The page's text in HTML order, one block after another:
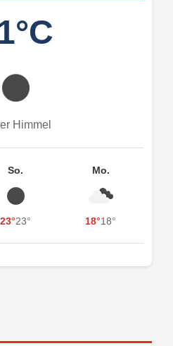
Himmel
So.
23°23°
Mo.
18°18°